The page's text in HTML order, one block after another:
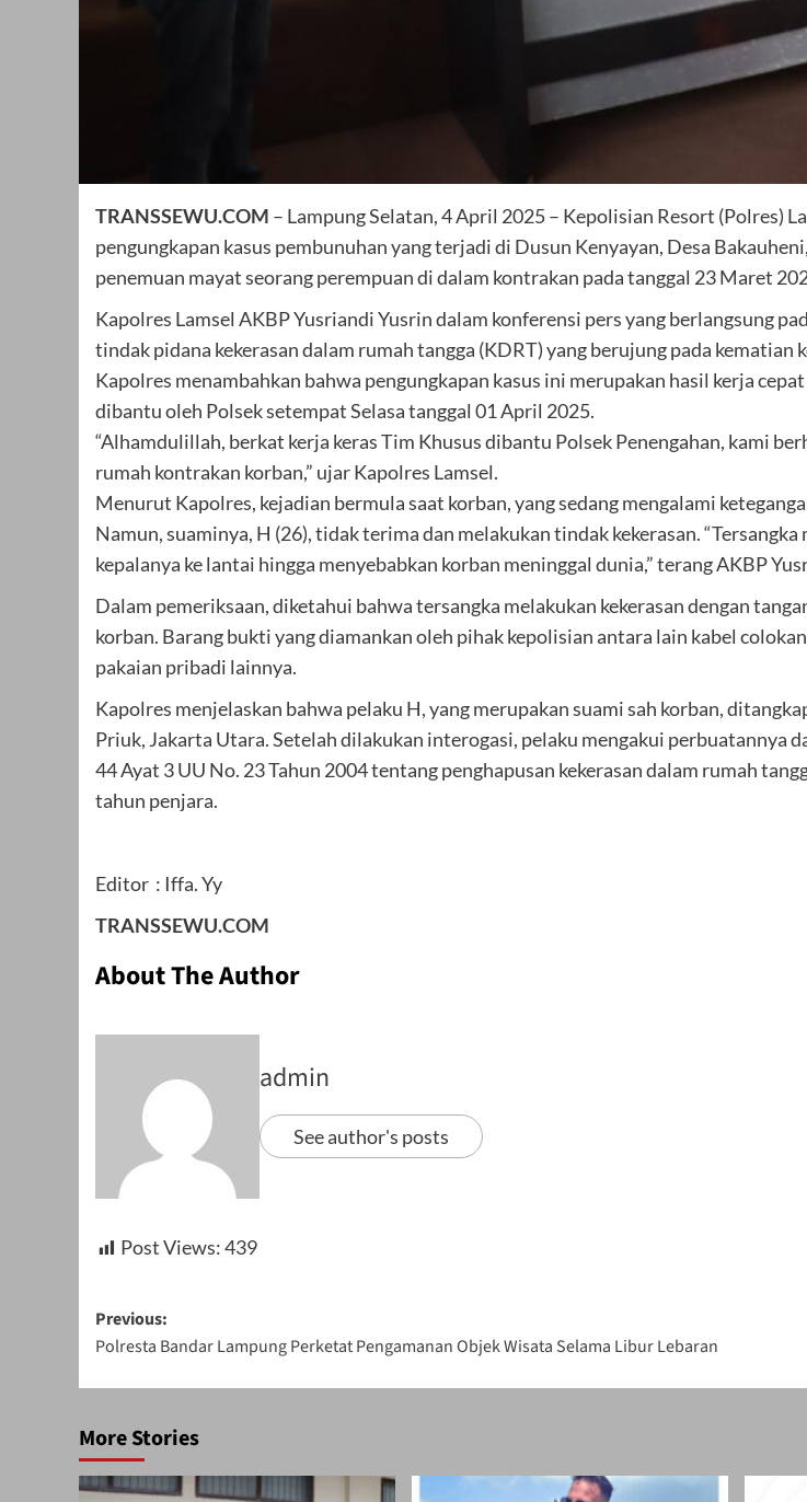
TRANSSEWU.COM – Lampung Selatan, 4 April 2025 – Kepolisian Resort (Polres)
pengungkapan kasus pembunuhan yang terjadi di Dusun Kenyayan, Desa
penemuan mayat seorang perempuan di dalam kontrakan pada tanggal 23 Maret
Kapolres Lamsel AKBP Yusriandi Yusrin dalam konferensi pers yang berlangsung
tindak pidana kekerasan dalam rumah tangga (KDRT) yang berujung pada kematian
Kapolres menambahkan bahwa pengungkapan kasus ini merupakan hasil kerja
dibantu oleh Polsek setempat Selasa tanggal 01 April 2025.
“Alhamdulillah, berkat kerja keras Tim Khusus dibantu Polsek Penengahan, kami
rumah kontrakan korban,” ujar Kapolres Lamsel.
Menurut Kapolres, kejadian bermula saat korban, yang sedang mengalami
Namun, suaminya, H (26), tidak terima dan melakukan tindak kekerasan.
kepalanya ke lantai hingga menyebabkan korban meninggal dunia,” terang AKBP
Dalam pemeriksaan, diketahui bahwa tersangka melakukan kekerasan dengan
korban. Barang bukti yang diamankan oleh pihak kepolisian antara lain kabel
pakaian pribadi lainnya.
Kapolres menjelaskan bahwa pelaku H, yang merupakan suami sah korban,
Priuk, Jakarta Utara. Setelah dilakukan interogasi, pelaku mengakui perbuatannya
44 Ayat 3 UU No. 23 Tahun 2004 tentang penghapusan kekerasan dalam rumah
tahun penjara.
Editor : Iffa. Yy
TRANSSEWU.COM
About The Author
admin
See author's posts
Post Views:439
Post
navigation
Previous:
Polresta Bandar Lampung Perketat Pengamanan Objek Wisata Selama Libur Lebaran
More Stories